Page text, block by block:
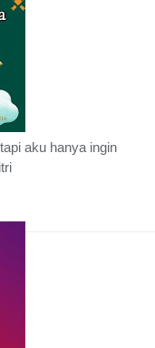
aku hanya ingin